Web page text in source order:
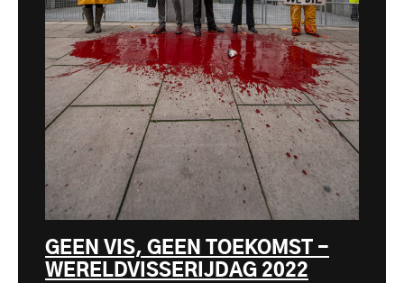
GEEN VIS, GEEN TOEKOMST -
WERELDVISSERIJDAG 2022